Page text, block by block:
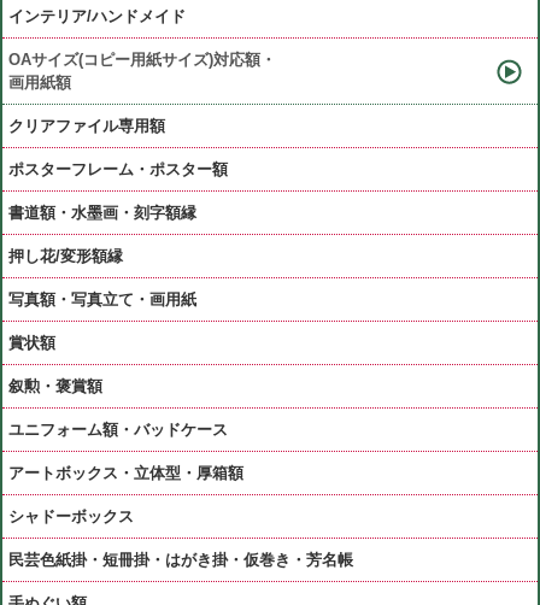
インテリア/ハンドメイド
OAサイズ(コピー用紙サイズ)対応額・
画用紙額
クリアファイル専用額
ポスターフレーム・ポスター額
書道額・水墨画・刻字額縁
押し花/変形額縁
写真額・写真立て・画用紙
賞状額
叙勲・褒賞額
ユニフォーム額・バッドケース
アートボックス・立体型・厚箱額
シャドーボックス
民芸色紙掛・短冊掛・はがき掛・仮巻き・芳名帳